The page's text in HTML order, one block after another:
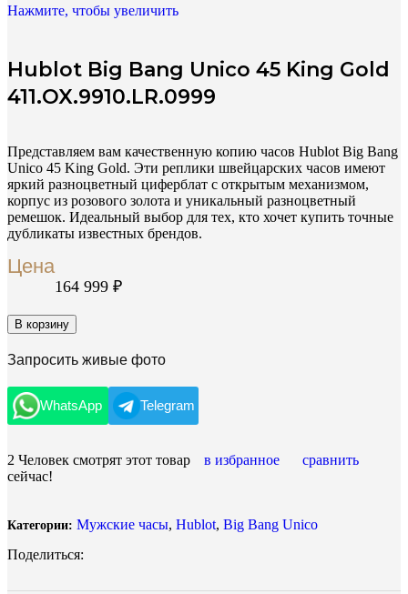
Нажмите, чтобы увеличить
Hublot Big Bang Unico 45 King Gold
411.OX.9910.LR.0999
Представляем вам качественную копию часов Hublot Big Bang
Unico 45 King Gold. Эти реплики швейцарских часов имеют
яркий разноцветный циферблат с открытым механизмом,
корпус из розового золота и уникальный разноцветный
ремешок. Идеальный выбор для тех, кто хочет купить точные
дубликаты известных брендов.
Цена
164 999 ₽
В корзину
Запросить живые фото
WhatsApp Telegram
2 Человек смотрят этот товар
сейчас!
в избранное сравнить
Категории: Мужские часы, Hublot, Big Bang Unico
Поделиться: